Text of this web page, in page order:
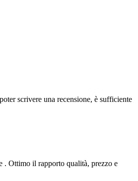
scrivere una recensione, è sufficiente
. Ottimo il rapporto qualità, prezzo e